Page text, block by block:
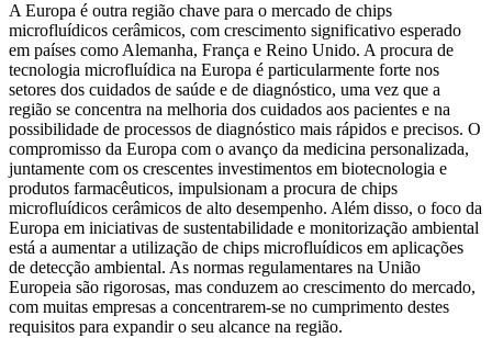
A Europa é outra região chave para o mercado de chips
microfluídicos cerâmicos, com crescimento significativo esperado
em países como Alemanha, França e Reino Unido. A procura de
tecnologia microfluídica na Europa é particularmente forte nos
setores dos cuidados de saúde e de diagnóstico, uma vez que a
região se concentra na melhoria dos cuidados aos pacientes e na
possibilidade de processos de diagnóstico mais rápidos e precisos. O
compromisso da Europa com o avanço da medicina personalizada,
juntamente com os crescentes investimentos em biotecnologia e
produtos farmacêuticos, impulsionam a procura de chips
microfluídicos cerâmicos de alto desempenho. Além disso, o foco da
Europa em iniciativas de sustentabilidade e monitorização ambiental
está a aumentar a utilização de chips microfluídicos em aplicações
de detecção ambiental. As normas regulamentares na União
Europeia são rigorosas, mas conduzem ao crescimento do mercado,
com muitas empresas a concentrarem-se no cumprimento destes
requisitos para expandir o seu alcance na região.